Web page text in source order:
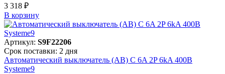
3 318 ₽
В корзинy
Артикул: S9F22206
Срок поставки: 2 дня
Автоматический выключатель (АВ) C 6A 2P 6kA 400В
Systeme9